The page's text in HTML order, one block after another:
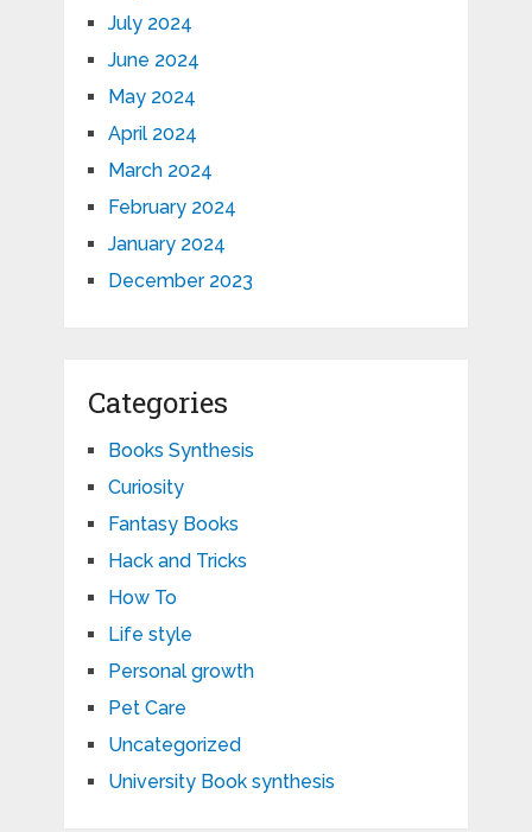
July 2024
June 2024
May 2024
April 2024
March 2024
February 2024
January 2024
December 2023
Categories
Books Synthesis
Curiosity
Fantasy Books
Hack and Tricks
How To
Life style
Personal growth
Pet Care
Uncategorized
University Book synthesis